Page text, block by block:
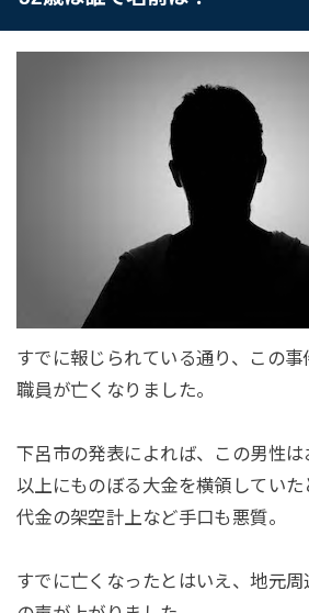
すでに報じられている通り、この
職員が亡くなりました。
下呂市の発表によれば、この男性
以上にものぼる大金を横領してい
代金の架空計上など手口も悪質。
すでに亡くなったとはいえ、地元